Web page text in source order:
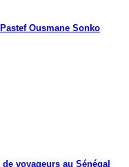
Ousmane Sonko
voyageurs au Sénégal